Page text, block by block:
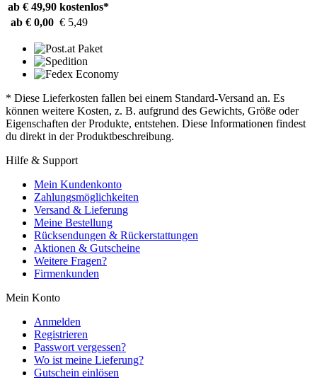
ab € 49,90 kostenlos*
ab € 0,00 € 5,49
* Diese Lieferkosten fallen bei einem Standard-Versand an. Es
können weitere Kosten, z. B. aufgrund des Gewichts, Größe oder
Eigenschaften der Produkte, entstehen. Diese Informationen findest
du direkt in der Produktbeschreibung.
Hilfe & Support
Mein Kundenkonto
Zahlungsmöglichkeiten
Versand & Lieferung
Meine Bestellung
Rücksendungen & Rückerstattungen
Aktionen & Gutscheine
Weitere Fragen?
Firmenkunden
Mein Konto
Anmelden
Registrieren
Passwort vergessen?
Wo ist meine Lieferung?
Gutschein einlösen